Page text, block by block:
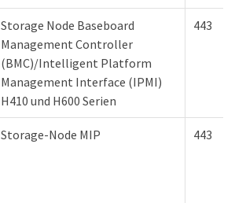
Storage Node Baseboard
Management Controller
(BMC)/Intelligent Platform
Management Interface (IPMI)
H410 und H600 Serien
443
Storage-Node MIP 443